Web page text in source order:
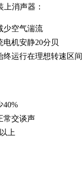
消声器：
少空气湍流
机安静20分贝
运行在理想转速区间
40%
常交谈声
上